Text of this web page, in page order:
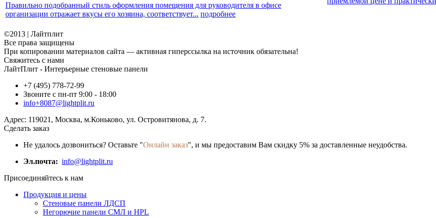
Правильно подобранный стиль оформления помещения для руководителя в офисе
организации отражает вкусы его хозяина, соответствует... подробнее
©2013 | Лайтплит
Все права защищены
При копировании материалов сайта — активная гиперссылка на источник обязательна!
Свяжитесь с нами
ЛайтПлит - Интерьерные стеновые панели
+7 (495) 778-72-99
Звоните с пн-пт 9:00 - 18:00
info+8087@lightplit.ru
Адрес: 119021 , Москва, м.Коньково, ул. Островитянова, д. 7.
Сделать заказ
Не удалось дозвониться? Оставьте "Онлайн заказ", и мы предоставим Вам скидку 5% за доставленные неудобства.
Эл.почта: info@lightplit.ru
Присоединяйтесь к нам
Продукция и цены
Стеновые панели ЛДСП
Негорючие панели СМЛ и HPL